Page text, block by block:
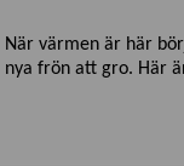
När värmen är här
nya frön att gro. Här